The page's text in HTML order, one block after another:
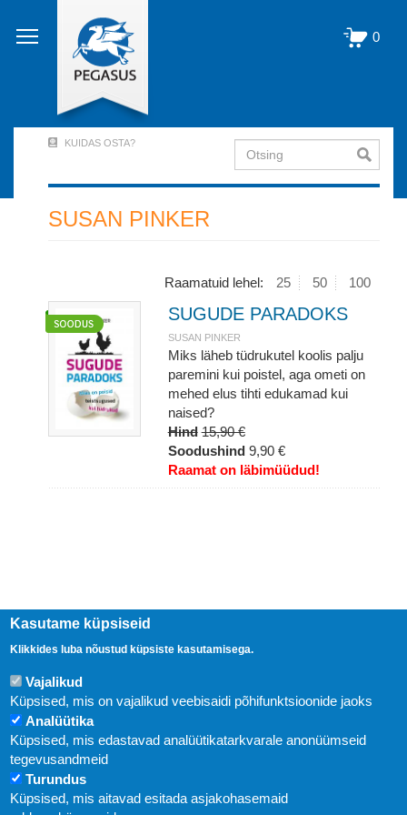
edasi
põhisisu
0
Account
Menu
KUIDAS OSTA? Otsing
SUSAN PINKER
Raamatuid lehel: 25 50 100
SUGUDE PARADOKS
SUSAN PINKER
Miks läheb tüdrukutel koolis palju
paremini kui poistel, aga ometi on
mehed elus tihti edukamad kui
naised?
Hind 15,90 €
Soodushind 9,90 €
Raamat on läbimüüdud!
Uudised
Abi
Paldiski mnt. 29 (A korpus VI korrus), Tallinn
Kasutame küpsiseid
Klikkides luba nõustud küpsiste kasutamisega.
Vajalikud
Küpsised, mis on vajalikud veebisaidi põhifunktsioonide jaoks
Analüütika
Küpsised, mis edastavad analüütikatarkvarale anonüümseid
tegevusandmeid
Turundus
Küpsised, mis aitavad esitada asjakohasemaid